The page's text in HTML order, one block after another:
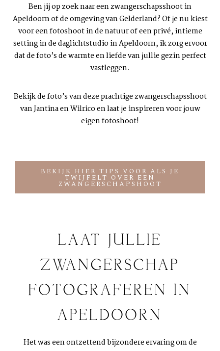
Ben jij op zoek naar eenzwangerschapsshoot in
Apeldoornof de omgeving vanGelderland? Of je nu kiest
voor een fotoshoot in de natuur of een privé, intieme
setting in dedaglichtstudio in Apeldoorn, ik zorg ervoor
dat de foto’s de warmte en liefde van jullie gezin perfect
vastleggen.
Bekijk de foto’s van deze prachtigezwangerschapsshoot
van Jantina en Wilrico en laat je inspireren voor jouw
eigen fotoshoot!
BEKIJK HIER TIPS VOOR ALS JE
TWIJFELT OVER EEN
ZWANGERSCHAPSHOOT
LAAT JULLIE
ZWANGERSCHAP
FOTOGRAFEREN IN
APELDOORN
Het was een ontzettend bijzondere ervaring om de